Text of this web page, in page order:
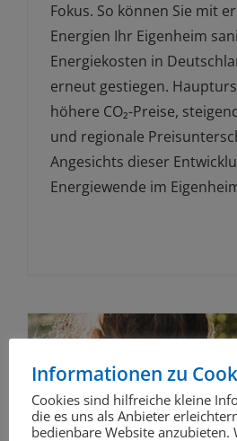
Fokus. So können Sie mit
Energien Ihr Eigenheim
Energiekosten in
erneut gestiegen.
höhere CO₂-Preise,
und regionale
Angesichts dieser
Energiewende im
Informationen zu
Cookies sind hilfreiche kleine
die es uns als Anbieter
bedienbare Website anzubieten.